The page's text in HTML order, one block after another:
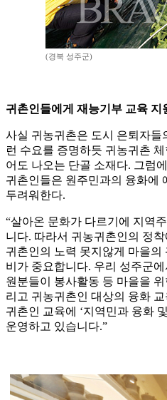
(경북 성주군)
귀촌인들에게 재능기부 교육 지
사실 귀농귀촌은 도시 은퇴자들
런 수요를 증명하듯 귀농귀촌
어도 나오는 단골 소재다. 그럼
귀촌인들은 원주민과의 융화에
두려워한다.
“살아온 문화가 다르기에 지역
니다. 따라서 귀농귀촌인의 정
귀촌인의 노력 못지않게 마을
비가 중요합니다. 우리 성주군
원분들이 봉사활동 등 마을을
리고 귀농귀촌인 대상의 융화
귀촌인 교육에 ‘지역민과 융화
운영하고 있습니다.”